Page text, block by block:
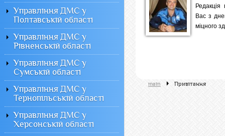
Редакція
Вас з
міцного
main Привітання
Управління ДМС у
Полтавській області
Управління ДМС у
Рівненській області
Управління ДМС у
Сумській області
Управління ДМС у
Тернопільській області
Управління ДМС у
Херсонській області